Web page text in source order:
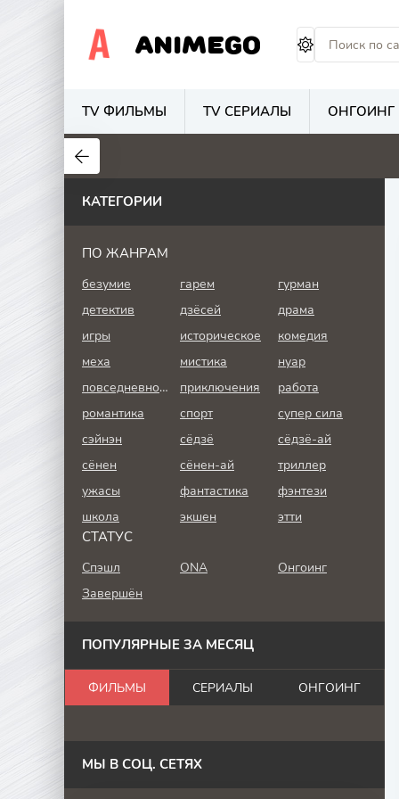
ANIMEGO
TV ФИЛЬМЫ TV СЕРИАЛЫ ОНГОИНГ
2.7
КАТЕГОРИИ
ПО ЖАНРАМ
безумие гарем
гурман
детектив
дзёсей
драма
игры
историческое
комедия
меха
мистика
нуар
повседневность
приключения
работа
романтика
спорт
супер сила
сэйнэн
сёдзё
сёдзё-ай
сёнен
сёнен-ай
триллер
ужасы
фантастика
фэнтези
школа
экшен этти
СТАТУС
Спэшл ONA
Онгоинг
Завершён
ПОПУЛЯРНЫЕ ЗА МЕСЯЦ
ФИЛЬМЫ СЕРИАЛЫ ОНГОИНГ
МЫ В СОЦ. СЕТЯХ